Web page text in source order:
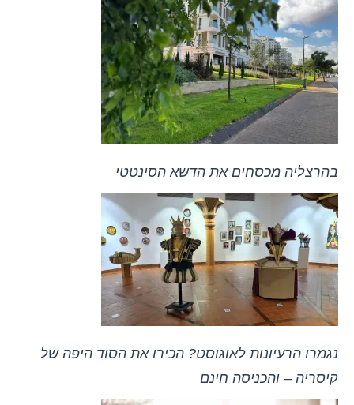
בהרצליה מכסחים את הדשא הסינטטי
נגמרו הרעיונות לאוגוסט? הכירו את הסוד היפה של
קיסריה – והכניסה חינם